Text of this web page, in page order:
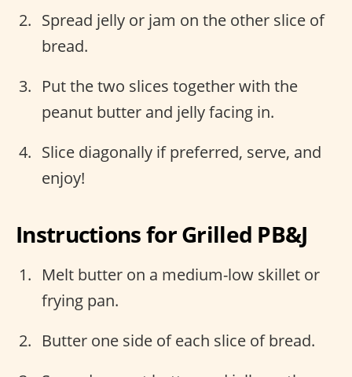
Spread jelly or jam on the other slice of
bread.
Put the two slices together with the
peanut butter and jelly facing in.
Slice diagonally if preferred, serve, and
enjoy!
Instructions for Grilled PB&J
Melt butter on a medium-low skillet or
frying pan.
Butter one side of each slice of bread.